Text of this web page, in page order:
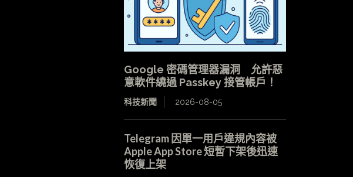
Google 密碼管理器漏洞 允許惡
意軟件繞過 Passkey 接管帳戶！
科技新聞 2026-08-05
Telegram 因單一用戶違規內容被
Apple App Store 短暫下架後迅速
恢復上架